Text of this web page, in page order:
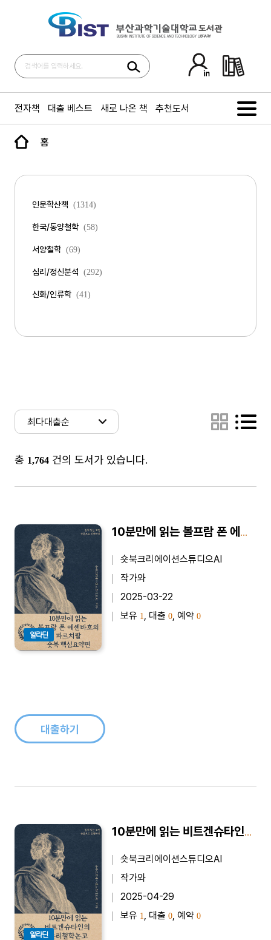
전자책 대출 베스트 새로 나온 책 추천도서
홈
인문학산책 (1314)
한국/동양철학 (58)
서양철학 (69)
심리/정신분석 (292)
신화/인류학 (41)
총 1,764 건의 도서가 있습니다.
알라딘
10분만에 읽는 볼프람 폰 에셴바흐의 파르치팔 - 바쁜 당신을 위한 10분 완벽 요약본
숏북크리에이션스튜디오AI
작가와
2025-03-22
보유 1, 대출 0, 예약 0
대출하기
알라딘
10분만에 읽는 비트겐슈타인의 논리철학논고 - 바쁜 당신을 위한 10분 완벽 요약본
숏북크리에이션스튜디오AI
작가와
2025-04-29
보유 1, 대출 0, 예약 0